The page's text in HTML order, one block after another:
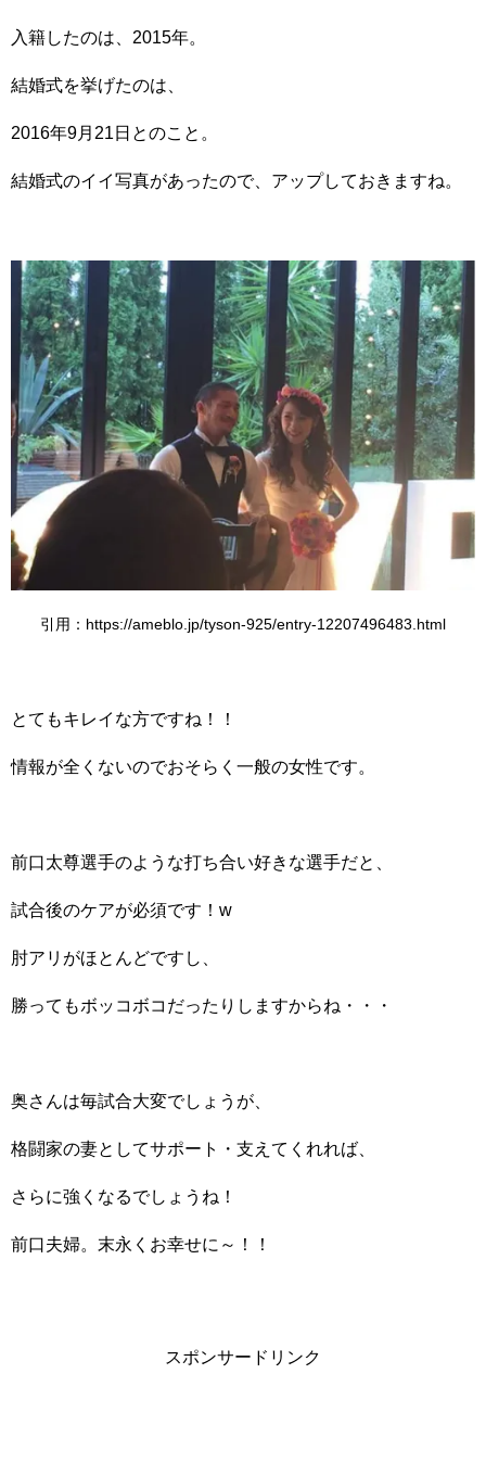
入籍したのは、2015年。
結婚式を挙げたのは、
2016年9月21日とのこと。
結婚式のイイ写真があったので、アップしておきますね。
引用：https://ameblo.jp/tyson-925/entry-12207496483.html
とてもキレイな方ですね！！
情報が全くないのでおそらく一般の女性です。
前口太尊選手のような打ち合い好きな選手だと、
試合後のケアが必須です！w
肘アリがほとんどですし、
勝ってもボッコボコだったりしますからね・・・
奥さんは毎試合大変でしょうが、
格闘家の妻としてサポート・支えてくれれば、
さらに強くなるでしょうね！
前口夫婦。末永くお幸せに～！！
スポンサードリンク